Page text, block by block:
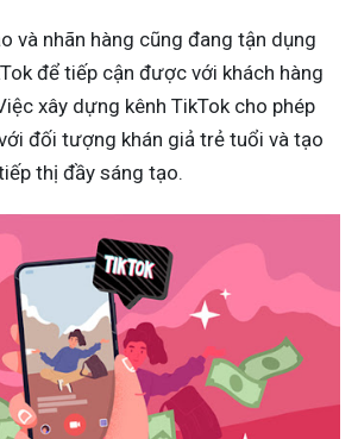
và nhãn hàng cũng đang tận dụng
để tiếp cận được với khách hàng
xây dựng kênh TikTok cho phép
đối tượng khán giả trẻ tuổi và tạo
thị đầy sáng tạo.